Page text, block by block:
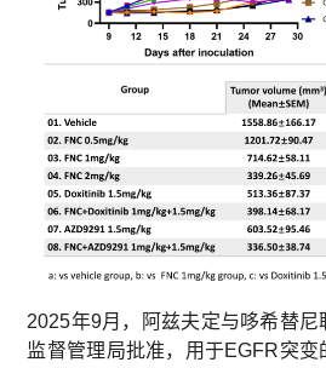
2025年9月，阿兹夫定与哆希替
监督管理局批准，用于EGFR突